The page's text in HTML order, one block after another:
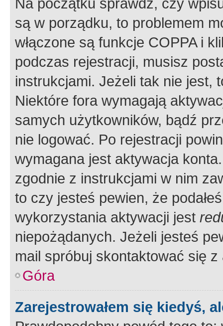
są w porządku, to problemem
włączone są funkcje COPPA i
podczas rejestracji, musisz
instrukcjami. Jeżeli tak nie jest,
Niektóre fora wymagają
samych użytkowników, bądź
nie logować. Po rejestracji
wymagana jest aktywacja
zgodnie z instrukcjami w nim
to czy jesteś pewien, że
wykorzystania aktywacji jest
niepożądanych. Jeżeli jesteś
mail spróbuj skontaktować się
Góra
Zarejestrowałem się kiedyś,